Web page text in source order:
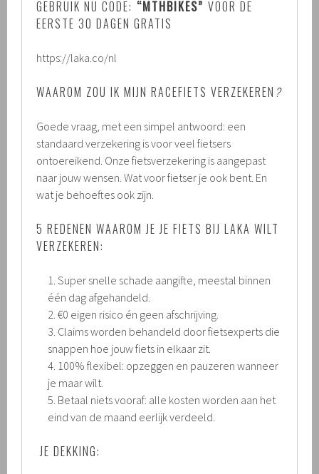
GEBRUIK NU CODE: “MTHBIKES”VOOR DE
EERSTE 30 DAGEN GRATIS
https://laka.co/nl
WAAROM ZOU IK MIJN RACEFIETS VERZEKEREN ?
Goede vraag, met een simpel antwoord: een
standaard verzekering is voor veel fietsers
ontoereikend. Onze fietsverzekering is aangepast
naar jouw wensen. Wat voor fietser je ook bent. En
wat je behoeftes ook zijn.
5 REDENEN WAAROM JE JE FIETS BIJ LAKA WILT
VERZEKEREN:
Super snelle schade aangifte, meestal binnen
één dag afgehandeld.
€0 eigen risico én geen afschrijving.
Claims worden behandeld door fietsexperts die
snappen hoe jouw fiets in elkaar zit.
100% flexibel: opzeggen en pauzeren wanneer
je maar wilt.
Betaal niets vooraf: alle kosten worden aan het
eind van de maand eerlijk verdeeld.
.JE DEKKING: